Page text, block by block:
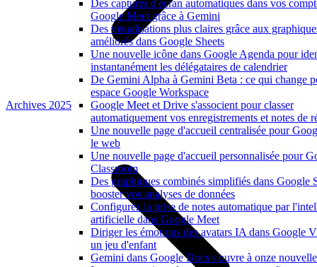
Des captures d'écran automatiques dans vos
Google Meet grâce à Gemini
Des visualisations plus claires grâce aux
améliorés dans Google Sheets
Une nouvelle icône dans Google Agenda pour
instantanément les délégataires de calendrier
De Gemini Alpha à Gemini Beta : ce qui change
espace Google Workspace
Google Meet et Drive s'associent pour classer
automatiquement vos enregistrements et notes de
Une nouvelle page d'accueil centralisée pour
le web
Une nouvelle page d'accueil personnalisée pour
Classroom
Des graphiques combinés simplifiés dans Google
booster vos analyses de données
Configurez la prise de notes automatique par
artificielle dans Google Meet
Diriger les émotions des avatars IA dans Google
un jeu d'enfant
Gemini dans Google Docs s'ouvre à onze
Archives 2025